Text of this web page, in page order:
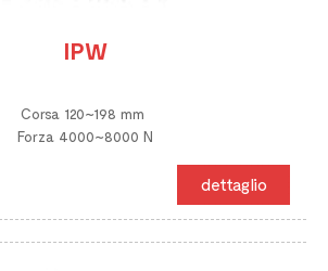
IPW
Corsa 120~198 mm
Forza 4000~8000 N
dettaglio